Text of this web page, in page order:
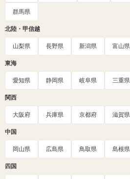
群馬県
北陸・甲信越
山梨県 長野県 新潟県 富山県
東海
愛知県 静岡県 岐阜県 三重県
関西
大阪府 兵庫県 京都府 滋賀県
中国
岡山県 広島県 鳥取県 島根県
四国